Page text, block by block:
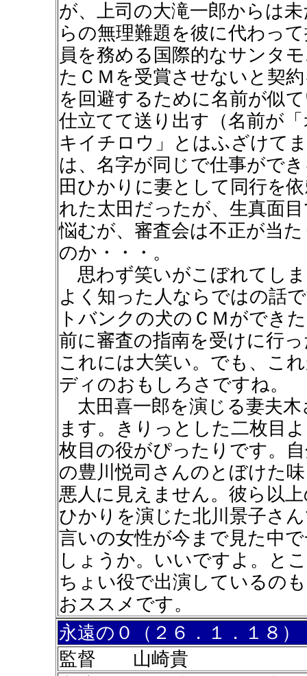
が、上司の大滝一郎からは
らの無理難題を彼に代わっ
員を務める国際的なサンタ
たＣＭを受賞させないと契
を回避するために名前が似
仕立てて送り出す（名前
キイチロウ」とはふざけて
は、名字が同じで仕事がで
田ひかりに妻として同行を
れた太田だったが、生真面
悩むが、審査会は不正が当
のか・・・。
思わず笑いがこぼれてし
よく知った人ならではの話
トバンクの犬のＣＭができ
前に審査の指南を受けに行
これには大笑い。でも、こ
ディのおもしろさですね。
太田喜一郎を演じる妻夫
ます。きりっとした二枚目
枚目の役がぴったりです。
の豊川悦司さんのとぼけた
悪人に見えません。彼ら以
ひかりを演じた北川景子さ
言いの女性が今まで見た中
しょうか。いいですよ。と
ちょい役で出演しているの
おススメです。
永遠の０（２６．１．１８）
監督 山崎貴